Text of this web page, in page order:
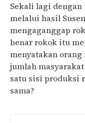
Sekali lagi
melalui hasil
mengaganggap
benar rokok itu
menyatakan orang
jumlah
satu sisi produksi
sama?